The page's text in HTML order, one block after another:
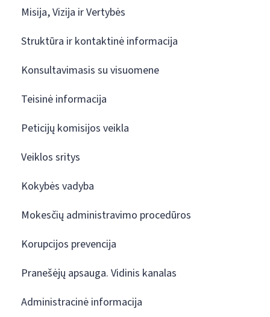
Misija, Vizija ir Vertybės
Struktūra ir kontaktinė informacija
Konsultavimasis su visuomene
Teisinė informacija
Peticijų komisijos veikla
Veiklos sritys
Kokybės vadyba
Mokesčių administravimo procedūros
Korupcijos prevencija
Pranešėjų apsauga. Vidinis kanalas
Administracinė informacija